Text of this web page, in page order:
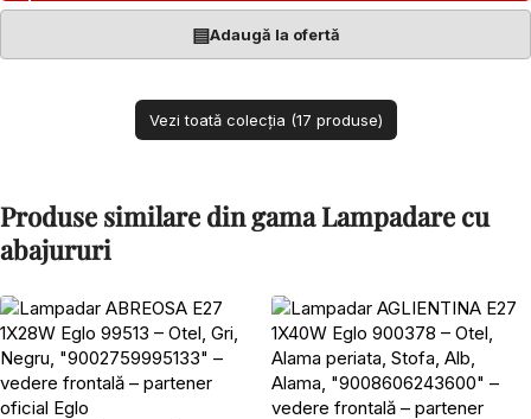
▤Adaugă la ofertă
Vezi toată colecția (17 produse)
Produse similare din gama Lampadare cu
abajururi